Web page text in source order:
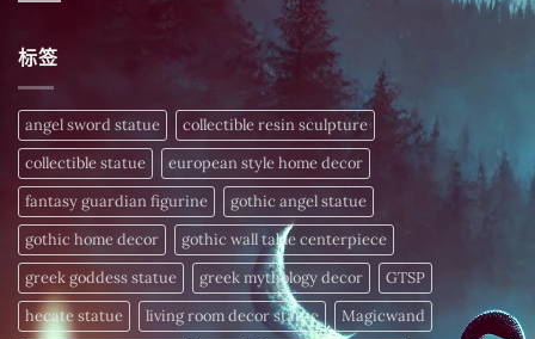
晓〉
中
频
率
疗
愈
〉
中
–
为
您
的
细
胞
注
入
活
力〉
中
标签
angel sword statue
collectible resin sculpture
collectible statue
european style home decor
fantasy guardian figurine
gothic angel statue
gothic home decor
gothic wall table centerpiece
greek goddess statue
greek mythology decor
GTSP
hecate statue
living room decor statue
Magicwand